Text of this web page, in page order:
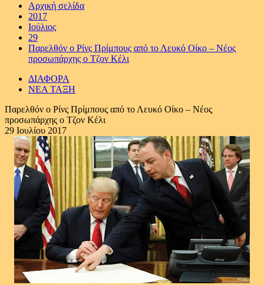
Αρχική σελίδα
2017
Ιούλιος
29
Παρελθόν ο Ρίνς Πρίμπους από το Λευκό Οίκο – Νέος
προσωπάρχης ο Τζον Κέλι
ΔΙΑΦΟΡΑ
ΝΕΑ ΤΑΞΗ
Παρελθόν ο Ρίνς Πρίμπους από το Λευκό Οίκο – Νέος
προσωπάρχης ο Τζον Κέλι
29 Ιουλίου 2017